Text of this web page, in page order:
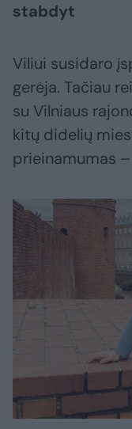
stabdyt
Viliui susidaro
gerėja. Tačiau
su Vilniaus
kitų didelių
prieinamumas